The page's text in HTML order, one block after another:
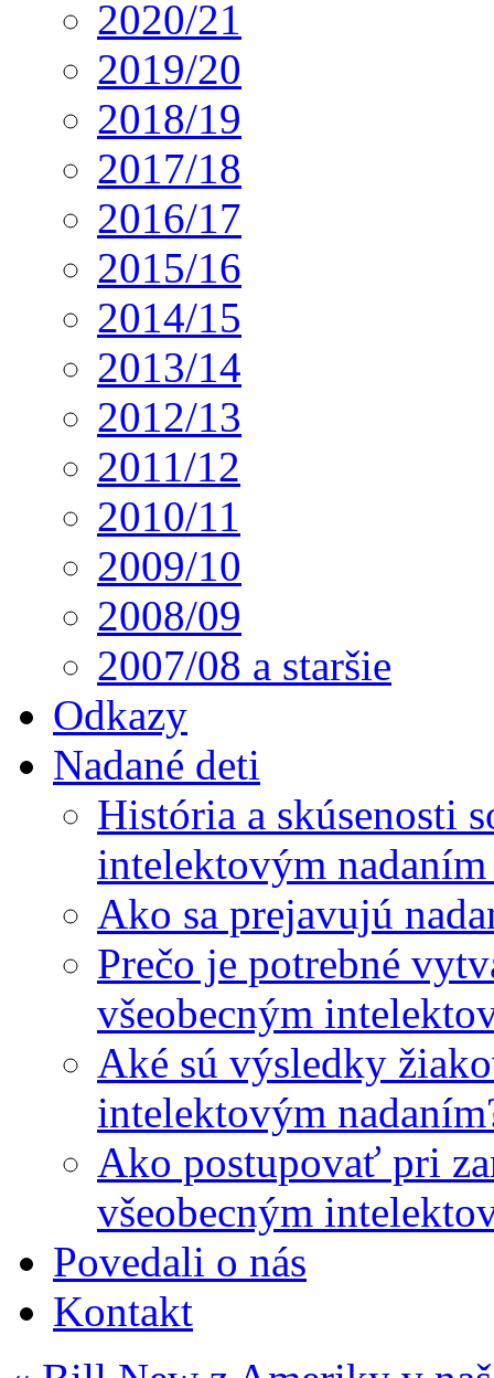
2020/21
2019/20
2018/19
2017/18
2016/17
2015/16
2014/15
2013/14
2012/13
2011/12
2010/11
2009/10
2008/09
2007/08 a staršie
Odkazy
Nadané deti
História a skúsenosti
intelektovým
Ako sa prejavujú
Prečo je potrebné
všeobecným
Aké sú výsledky
intelektovým
Ako postupovať pri
všeobecným
Povedali o nás
Kontakt